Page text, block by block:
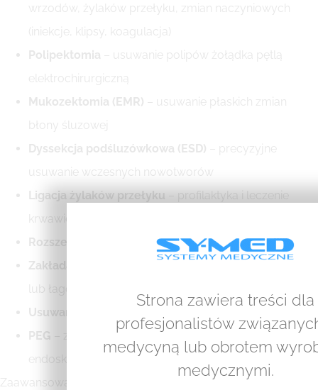
wrzodów, żylaków przełyku, zmian naczyniowych
(iniekcje, klipsy, koagulacja)
Polipektomia – usuwanie polipów żołądka pętlą
elektrochirurgiczną
Mukozektomia (EMR) – usuwanie płaskich zmian
błony śluzowej
Dyssekcja podśluzówkowa (ESD) – precyzyjne
usuwanie wczesnych nowotworów
Ligacja żylaków przełyku – profilaktyka i leczenie
Rozszerzanie zwężeń
– balonowe lub bużami
Zakładanie stentów
lub łagodnych
Usuwanie ciał obcych
PEG
– zakładanie przezskórnej gastrostomii
endoskopowej
Zaawansowane procedury terapeutyczne wymagają nie
Strona zawiera treści dla
profesjonalistów
medycyną lub obrotem
medycznymi.